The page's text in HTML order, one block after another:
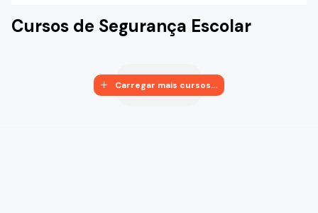
Cursos de Segurança Escolar
Carregar mais cursos...